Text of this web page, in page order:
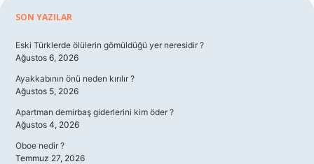
Sidebar
SON YAZILAR
Eski Türklerde ölülerin gömüldüğü yer neresidir ?
Ağustos 6, 2026
Ayakkabının önü neden kırılır ?
Ağustos 5, 2026
Apartman demirbaş giderlerini kim öder ?
Ağustos 4, 2026
Oboe nedir ?
Temmuz 27, 2026